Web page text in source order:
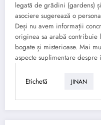
legată de grădini (gardens)
asociere sugerează o
Deși nu avem informații
originea sa arabă contribuie
bogate și misterioase. Mai
aspecte suplimentare
Etichetă JINAN